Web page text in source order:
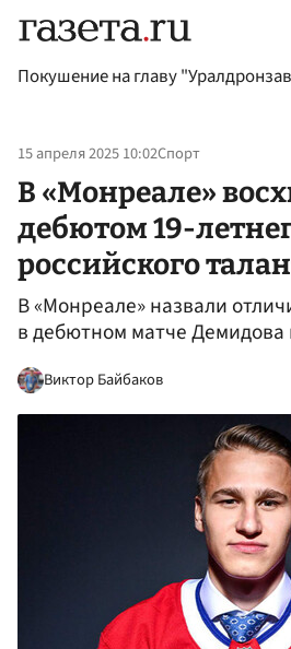
Покушение на главу
15 апреля 2025 10:02Спорт
В «Монреале»
дебютом 19-
российского
В «Монреале» назвали
в дебютном матче
Виктор Байбаков